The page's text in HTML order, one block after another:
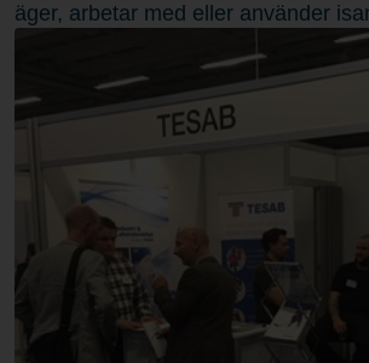
äger, arbetar med eller använder